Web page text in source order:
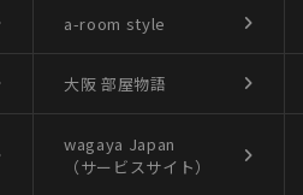
a-room style
大阪 部屋物語
wagaya Japan
（サービスサイト）